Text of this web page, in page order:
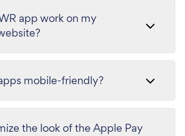
app work on my
mobile-friendly?
the look of the Apple Pay